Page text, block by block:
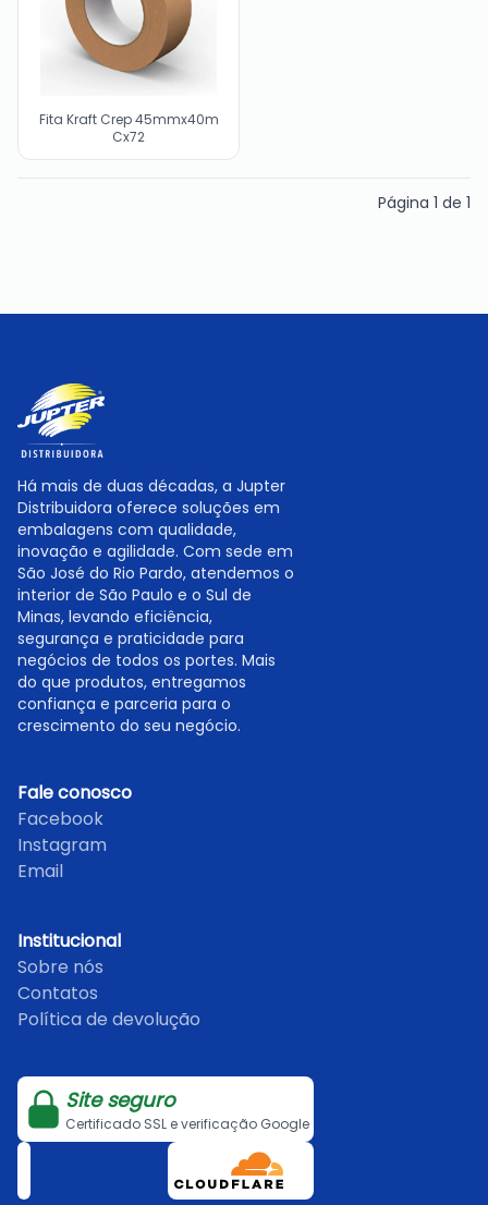
Fita Kraft Crep 45mmx40m
Cx72
Página 1 de 1
Há mais de duas décadas, a Jupter
Distribuidora oferece soluções em
embalagens com qualidade,
inovação e agilidade. Com sede em
São José do Rio Pardo, atendemos o
interior de São Paulo e o Sul de
Minas, levando eficiência,
segurança e praticidade para
negócios de todos os portes. Mais
do que produtos, entregamos
confiança e parceria para o
crescimento do seu negócio.
Fale conosco
Facebook
Instagram
Email
Institucional
Sobre nós
Contatos
Política de devolução
Site seguro
Certificado SSL e verificação Google